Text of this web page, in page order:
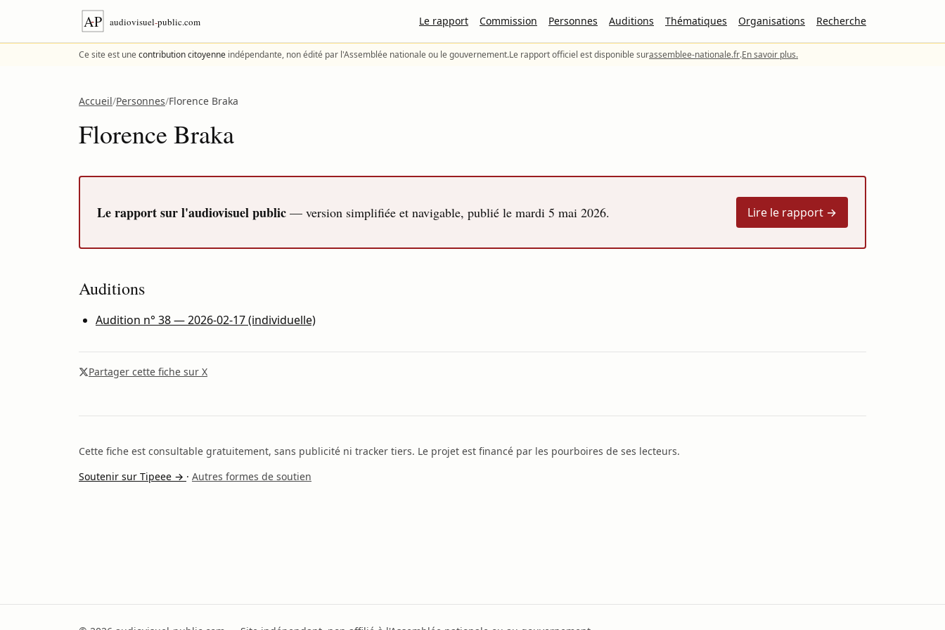
Aller au contenu
Le rapport Commission Personnes Auditions Thématiques Organisations Recherche
Ce site est unecontribution citoyenne indépendante, non édité par l'Assemblée nationale ou le gouvernement.Le rapport officiel est disponible surassemblee-nationale.fr.En savoir plus.
Accueil/Personnes/Florence Braka
Florence Braka
Le rapport sur l'audiovisuel public — version simplifiée et navigable, publié le mardi 5 mai 2026. Lire le rapport →
Auditions
Audition n° 38 — 2026-02-17 (individuelle)
Partager cette fiche sur X
Cette fiche est consultable gratuitement, sans publicité ni tracker tiers. Le projet est financé par les pourboires de ses lecteurs.
Soutenir sur Tipeee → · Autres formes de soutien